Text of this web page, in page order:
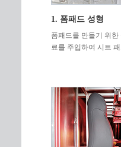
1. 폼패드 성형
폼패드를 만들기 위
료를 주입하여 시트